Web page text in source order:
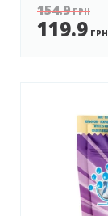
154.9ГРН
119.9 ГРН